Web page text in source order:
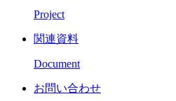
Project
関連資料
Document
お問い合わせ